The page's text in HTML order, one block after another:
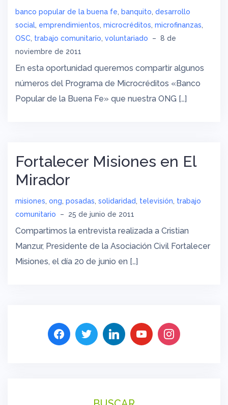
banco popular de la buena fe, banquito, desarrollo
social, emprendimientos, microcréditos, microfinanzas,
OSC, trabajo comunitario, voluntariado – 8 de
noviembre de 2011
En esta oportunidad queremos compartir algunos
números del Programa de Microcréditos «Banco
Popular de la Buena Fe» que nuestra ONG […]
Fortalecer Misiones en El
Mirador
misiones, ong, posadas, solidaridad, televisión, trabajo
comunitario
– 25 de junio de 2011
Compartimos la entrevista realizada a Cristian
Manzur, Presidente de la Asociación Civil Fortalecer
Misiones, el día 20 de junio en […]